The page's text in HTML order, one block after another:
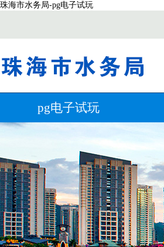
珠海市水务局-pg电子试玩
pg电子试玩